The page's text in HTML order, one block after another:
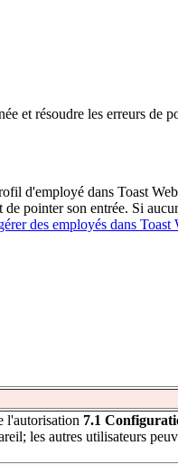
et résoudre les erreurs de
d'employé dans Toast
pointer son entrée. Si
des employés dans Toast
l'autorisation 7.1
les autres utilisateurs